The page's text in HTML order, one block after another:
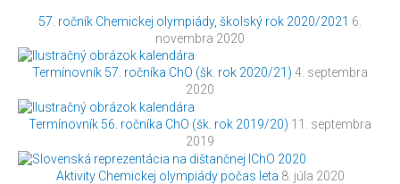
57. ročník Chemickej olympiády, školský rok 2020/2021 6.
novembra 2020
Termínovník 57. ročníka ChO (šk. rok 2020/21) 4. septembra
2020
Termínovník 56. ročníka ChO (šk. rok 2019/20) 11. septembra
2019
Aktivity Chemickej olympiády počas leta 8. júla 2020